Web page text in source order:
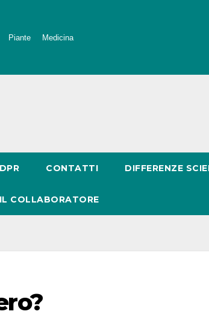
Piante Medicina
CONTATTI DIFFERENZE
COLLABORATORE